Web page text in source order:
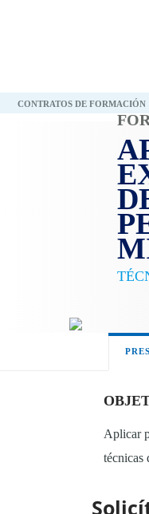
CONTRATOS DE FORMACIÓN
Aplicar
técnicas